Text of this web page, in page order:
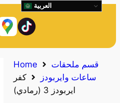
Home
قسم ملحقات
ساعات وايربودز
كفر
ايربودز 3 (رمادي)
العربية